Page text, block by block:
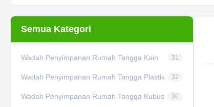
Semua Kategori
Wadah Penyimpanan Rumah Tangga Kain 31
Wadah Penyimpanan Rumah Tangga Plastik 32
Wadah Penyimpanan Rumah Tangga Kubus 30